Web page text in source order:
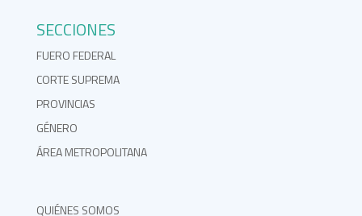
SECCIONES
FUERO FEDERAL
CORTE SUPREMA
PROVINCIAS
GÉNERO
ÁREA METROPOLITANA
QUIÉNES SOMOS